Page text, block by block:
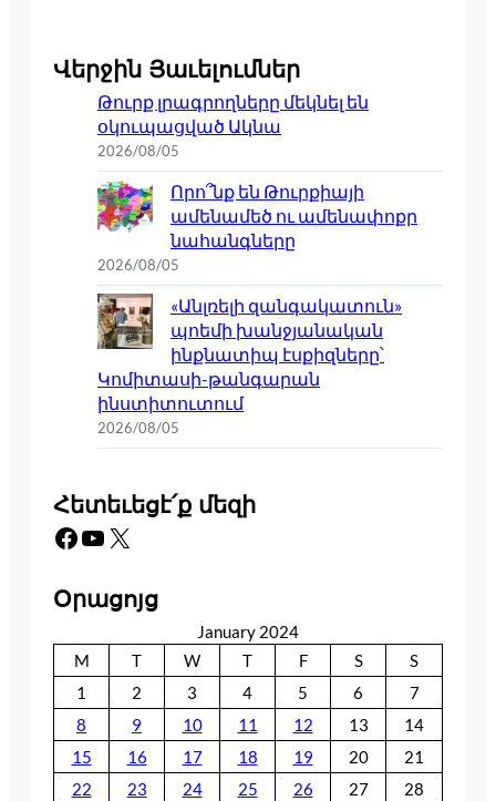
Վերջին Յաւելումներ
Թուրք լրագրողները մեկնել են
օկուպացված Ակնա
2026/08/05
Որո՞նք են Թուրքիայի
ամենամեծ ու ամենափոքր
նահանգները
2026/08/05
«Անլռելի զանգակատուն»
պոեմի խանջյանական
ինքնատիպ էսքիզները՝
Կոմիտասի-թանգարան
ինստիտուտում
2026/08/05
Հետեւեցէ՛ք մեզի
Facebook YouTube X
Օրացոյց
January 2024
M
T W T F S
S
1
2 3 4 5 6
7
8
9 10 11 12 13
14
15
16 17 18 19 20
21
22
23 24 25 26 27
28